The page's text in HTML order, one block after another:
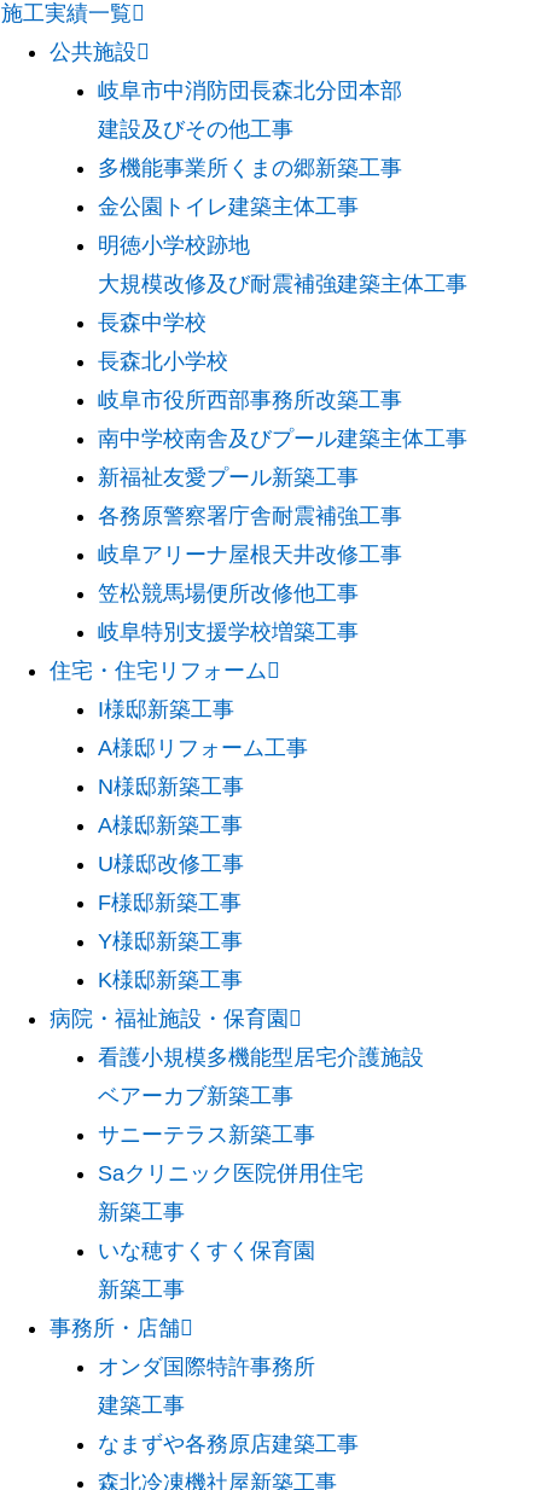
施工実績一覧
公共施設
岐阜市中消防団長森北分団本部
建設及びその他工事
多機能事業所くまの郷新築工事
金公園トイレ建築主体工事
明徳小学校跡地
大規模改修及び耐震補強建築主体工事
長森中学校
長森北小学校
岐阜市役所西部事務所改築工事
南中学校南舎及びプール建築主体工事
新福祉友愛プール新築工事
各務原警察署庁舎耐震補強工事
岐阜アリーナ屋根天井改修工事
笠松競馬場便所改修他工事
岐阜特別支援学校増築工事
住宅・住宅リフォーム
I様邸新築工事
A様邸リフォーム工事
N様邸新築工事
A様邸新築工事
U様邸改修工事
F様邸新築工事
Y様邸新築工事
K様邸新築工事
病院・福祉施設・保育園
看護小規模多機能型居宅介護施設
ベアーカブ新築工事
サニーテラス新築工事
Saクリニック医院併用住宅
新築工事
いな穂すくすく保育園
新築工事
事務所・店舗
オンダ国際特許事務所
建築工事
なまずや各務原店建築工事
森北冷凍機社屋新築工事